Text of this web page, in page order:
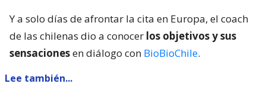
Y a solo días de afrontar la cita en Europa, el coach
de las chilenas dio a conocer los objetivos y sus
sensacionesen diálogo con BioBioChile.
Lee también...